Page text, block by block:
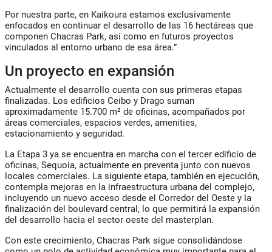
Por nuestra parte, en Kaikoura estamos exclusivamente
enfocados en continuar el desarrollo de las 16 hectáreas que
componen Chacras Park, así como en futuros proyectos
vinculados al entorno urbano de esa área.”
Un proyecto en expansión
Actualmente el desarrollo cuenta con sus primeras etapas
finalizadas. Los edificios Ceibo y Drago suman
aproximadamente 15.700 m² de oficinas, acompañados por
áreas comerciales, espacios verdes, amenities,
estacionamiento y seguridad.
La Etapa 3 ya se encuentra en marcha con el tercer edificio de
oficinas, Sequoia, actualmente en preventa junto con nuevos
locales comerciales. La siguiente etapa, también en ejecución,
contempla mejoras en la infraestructura urbana del complejo,
incluyendo un nuevo acceso desde el Corredor del Oeste y la
finalización del boulevard central, lo que permitirá la expansión
del desarrollo hacia el sector oeste del masterplan.
Con este crecimiento, Chacras Park sigue consolidándose